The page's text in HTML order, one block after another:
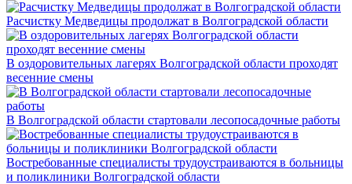
Расчистку Медведицы продолжат в Волгоградской области
В оздоровительных лагерях Волгоградской области проходят
весенние смены
В Волгоградской области стартовали лесопосадочные работы
Востребованные специалисты трудоустраиваются в больницы
и поликлиники Волгоградской области